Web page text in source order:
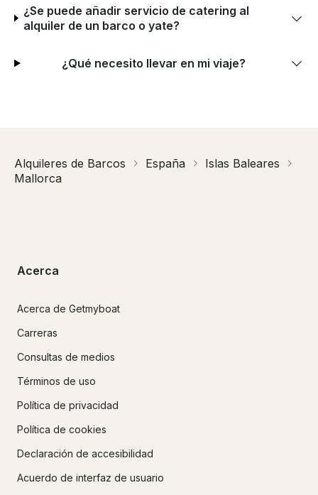
¿Se puede añadir servicio de catering al
alquiler de un barco o yate?
¿Qué necesito llevar en mi viaje?
Alquileres de Barcos España
Islas Baleares
Mallorca
Acerca
Acerca de Getmyboat
Carreras
Consultas de medios
Términos de uso
Política de privacidad
Política de cookies
Declaración de accesibilidad
Acuerdo de interfaz de usuario